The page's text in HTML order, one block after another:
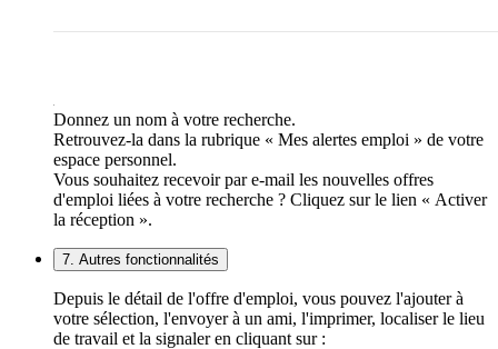
Donnez un nom à votre recherche.
Retrouvez-la dans la rubrique « Mes alertes emploi » de votre
espace personnel.
Vous souhaitez recevoir par e-mail les nouvelles offres
d'emploi liées à votre recherche ? Cliquez sur le lien « Activer
la réception ».
7. Autres fonctionnalités
Depuis le détail de l'offre d'emploi, vous pouvez l'ajouter à
votre sélection, l'envoyer à un ami, l'imprimer, localiser le lieu
de travail et la signaler en cliquant sur :